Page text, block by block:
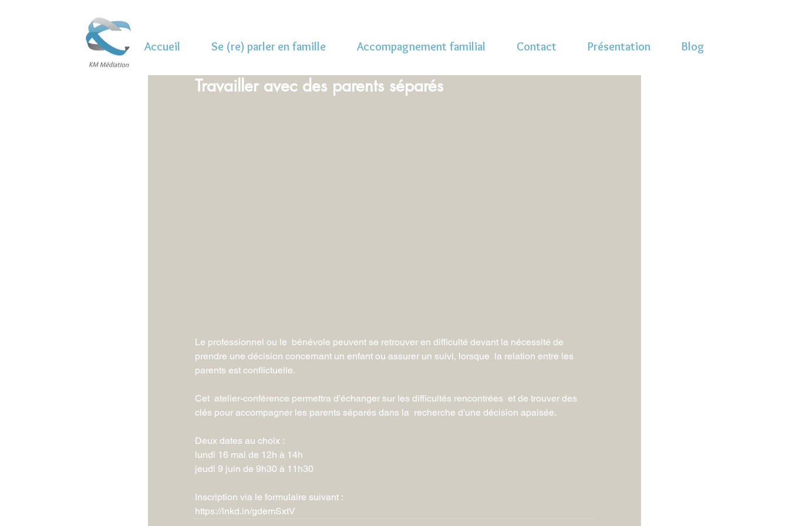
Accueil Se (re) parler en famille Accompagnement familial Contact Présentation Blog
Travailler avec des parents séparés
Le professionnel ou le  bénévole peuvent se retrouver en difficulté devant la nécessité de
prendre une décision concernant un enfant ou assurer un suivi, lorsque  la relation entre les
parents est conflictuelle.
Cet  atelier-conférence permettra d'échanger sur les difficultés rencontrées  et de trouver des
clés pour accompagner les parents séparés dans la  recherche d'une décision apaisée.
Deux dates au choix :
lundi 16 mai de 12h à 14h
jeudi 9 juin de 9h30 à 11h30
Inscription via le formulaire suivant :
https://lnkd.in/gdemSxtV